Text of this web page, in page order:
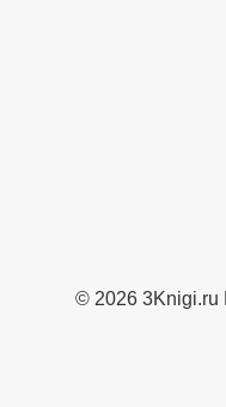
© 2026 3Knigi.ru